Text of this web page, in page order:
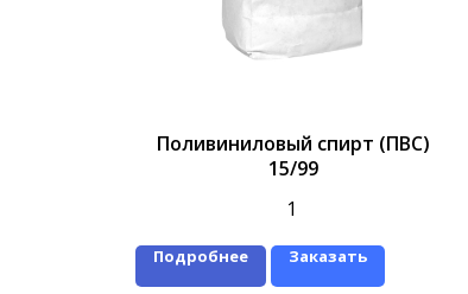
Поливиниловый спирт (ПВС)
15/99
1
Подробнее Заказать